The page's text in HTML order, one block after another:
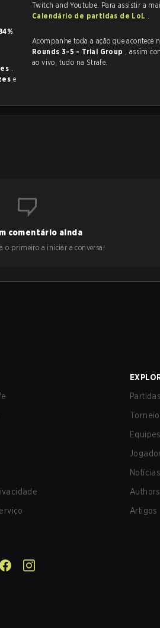
.
.
e
Twitch and Youtube. Para assistir a
Calendário de partidas de LoL .
Acompanhe toda a ação que acontece
Rounds 3-5 - Trial Group , assim como as VODs, destaques e transmissões
ao vivo, tudo na Strafe.
comentário ainda
o primeiro a iniciar a conversa!
Partidas
Equipes
Notícias
Authors
Artigos